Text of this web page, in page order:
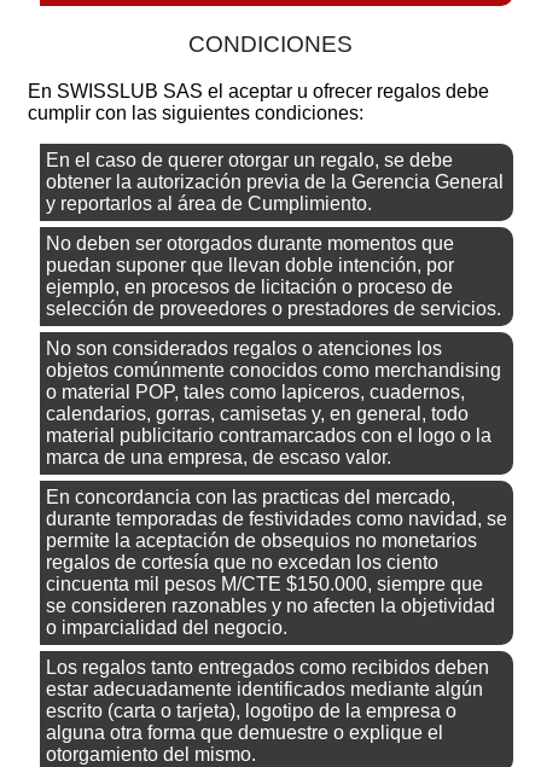
CONDICIONES
En SWISSLUB SAS el aceptar u ofrecer regalos debe
cumplir con las siguientes condiciones:
En el caso de querer otorgar un regalo, se debe
obtener la autorización previa de la Gerencia General
y reportarlos al área de Cumplimiento.
No deben ser otorgados durante momentos que
puedan suponer que llevan doble intención, por
ejemplo, en procesos de licitación o proceso de
selección de proveedores o prestadores de servicios.
No son considerados regalos o atenciones los
objetos comúnmente conocidos como merchandising
o material POP, tales como lapiceros, cuadernos,
calendarios, gorras, camisetas y, en general, todo
material publicitario contramarcados con el logo o la
marca de una empresa, de escaso valor.
En concordancia con las practicas del mercado,
durante temporadas de festividades como navidad, se
permite la aceptación de obsequios no monetarios
regalos de cortesía que no excedan los ciento
cincuenta mil pesos M/CTE $150.000, siempre que
se consideren razonables y no afecten la objetividad
o imparcialidad del negocio.
Los regalos tanto entregados como recibidos deben
estar adecuadamente identificados mediante algún
escrito (carta o tarjeta), logotipo de la empresa o
alguna otra forma que demuestre o explique el
otorgamiento del mismo.